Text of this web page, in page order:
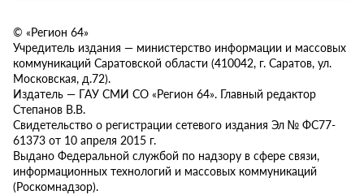
© «Регион 64»
Учредитель издания — министерство информации и массовых
коммуникаций Саратовской области (410042, г. Саратов, ул.
Московская, д.72).
Издатель — ГАУ СМИ СО «Регион 64». Главный редактор
Степанов В.В.
Свидетельство о регистрации сетевого издания Эл № ФС77-
61373 от 10 апреля 2015 г.
Выдано Федеральной службой по надзору в сфере связи,
информационных технологий и массовых коммуникаций
(Роскомнадзор).